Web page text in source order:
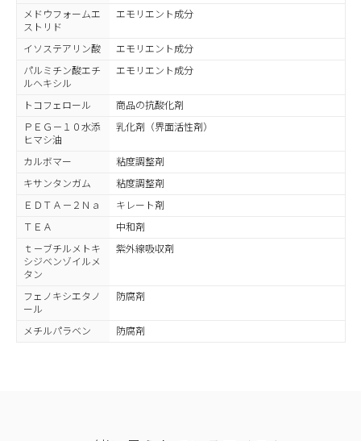
メドウフォームエ
ストリド
エモリエント成分
イソステアリン酸
エモリエント成分
パルミチン酸エチ
ルヘキシル
エモリエント成分
トコフェロール
商品の抗酸化剤
ＰＥＧ－１０水添
ヒマシ油
乳化剤（界面活性剤）
カルボマー
粘度調整剤
キサンタンガム
粘度調整剤
ＥＤＴＡ－２Ｎａ
キレート剤
ＴＥＡ
中和剤
ｔ－ブチルメトキ
シジベンゾイルメ
タン
紫外線吸収剤
フェノキシエタノ
ール
防腐剤
メチルパラベン 防腐剤